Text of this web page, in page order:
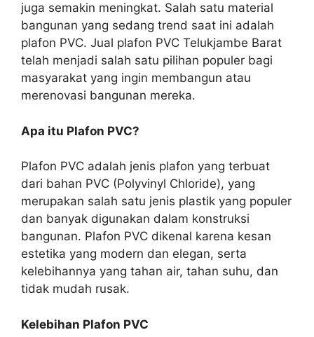
juga semakin meningkat. Salah satu material
bangunan yang sedang trend saat ini adalah
plafon PVC. Jual plafon PVC Telukjambe Barat
telah menjadi salah satu pilihan populer bagi
masyarakat yang ingin membangun atau
merenovasi bangunan mereka.
Apa itu Plafon PVC?
Plafon PVC adalah jenis plafon yang terbuat
dari bahan PVC (Polyvinyl Chloride), yang
merupakan salah satu jenis plastik yang populer
dan banyak digunakan dalam konstruksi
bangunan. Plafon PVC dikenal karena kesan
estetika yang modern dan elegan, serta
kelebihannya yang tahan air, tahan suhu, dan
tidak mudah rusak.
Kelebihan Plafon PVC